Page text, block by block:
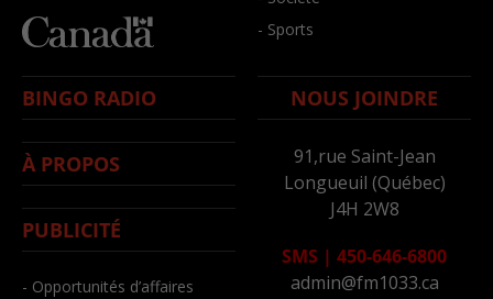
- Sports
BINGO RADIO
À PROPOS
PUBLICITÉ
- Opportunités d’affaires
NOUS JOINDRE
91,rue Saint-Jean
Longueuil (Québec)
J4H 2W8
SMS | 450-646-6800
admin@fm1033.ca